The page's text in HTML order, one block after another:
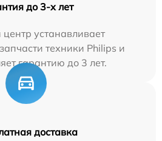
до 3-х лет
устанавливает
техники Philips и
гарантию до 3 лет.
доставка